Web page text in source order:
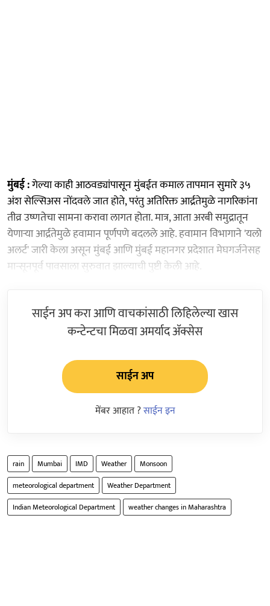
मुंबई :गेल्या काही आठवड्यांपासून मुंबईत कमाल तापमान सुमारे ३५
अंश सेल्सिअस नोंदवले जात होते, परंतु अतिरिक्त आर्द्रतेमुळे नागरिकांना
तीव्र उष्णतेचा सामना करावा लागत होता. मात्र, आता अरबी समुद्रातून
येणाऱ्या आर्द्रतेमुळे हवामान पूर्णपणे बदलले आहे. हवामान विभागाने 'यलो
अलर्ट' जारी केला असून मुंबई आणि मुंबई महानगर प्रदेशात मेघगर्जनेसह
मान्सूनपूर्व पावसाला सुरुवात झाल्याची पुष्टी केली आहे.
साईन अप करा आणि वाचकांसाठी लिहिलेल्या खास
कन्टेन्टचा मिळवा अमर्याद ॲक्सेस
साईन अप
मेंबर आहात ?साईन इन
rain Mumbai IMD Weather
Monsoon
meteorological department
Weather Department
Indian Meteorological Department
weather changes in Maharashtra